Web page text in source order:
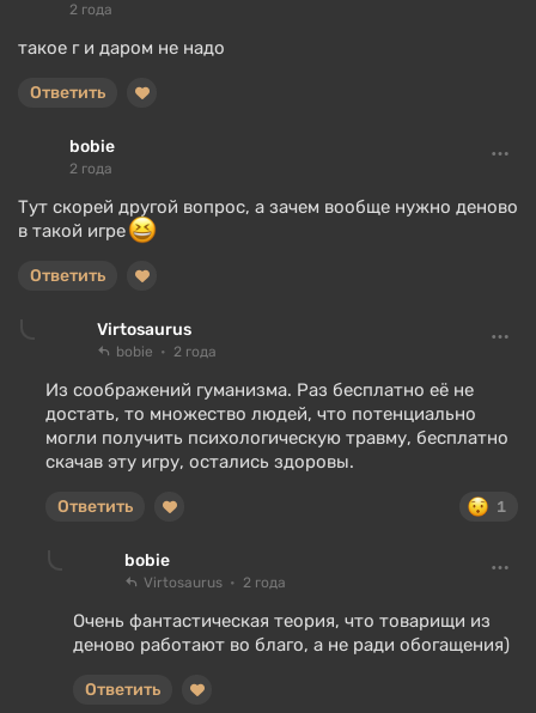
2 года
такое г и даром не надо
Ответить
bobie
2 года
Тут скорей другой вопрос, а зачем вообще нужно деново
в такой игре
Ответить
Virtosaurus
bobie 2 года
Из соображений гуманизма. Раз бесплатно её не
достать, то множество людей, что потенциально
могли получить психологическую травму, бесплатно
скачав эту игру, остались здоровы.
1
Ответить
bobie
Virtosaurus 2 года
Очень фантастическая теория, что товарищи из
деново работают во благо, а не ради обогащения)
Ответить